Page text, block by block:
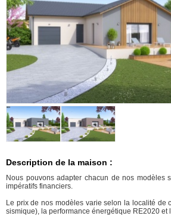
Description de la maison :
Nous pouvons adapter chacun de nos modèles
impératifs financiers.
Le prix de nos modèles varie selon la localité de
sismique), la performance énergétique RE2020 et